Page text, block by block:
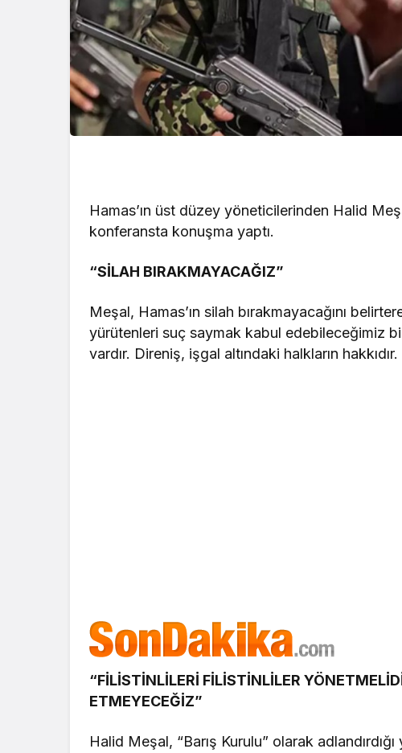
Hamas’ın üst düzey yöneticilerinden Halid
konferansta konuşma yaptı.
“SİLAH BIRAKMAYACAĞIZ”
Meşal, Hamas’ın silah bırakmayacağını
yürütenleri suç saymak kabul edebileceğimiz
vardır. Direniş, işgal altındaki halkların
“FİLİSTİNLİLERİ FİLİSTİNLİLER
ETMEYECEĞİZ”
Halid Meşal, “Barış Kurulu” olarak